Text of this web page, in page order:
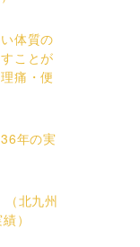
体質の
ことが
痛・便
年の実
（北九州
）